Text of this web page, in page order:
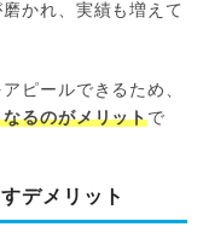
かれ、実績も増えて
ピールできるため、
るのがメリットで
デメリット